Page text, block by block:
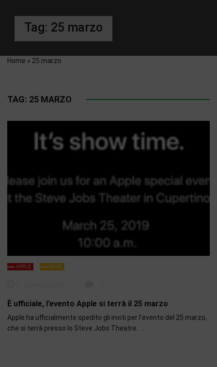
Tag: 25 marzo
Home » 25 marzo
TAG: 25 MARZO
APPLE NEWS
È ufficiale, l’evento Apple si terrà il 25 marzo
Apple ha ufficialmente spedito gli inviti per l’evento del 25 marzo,
che si terrà presso lo Steve Jobs Theatre. …